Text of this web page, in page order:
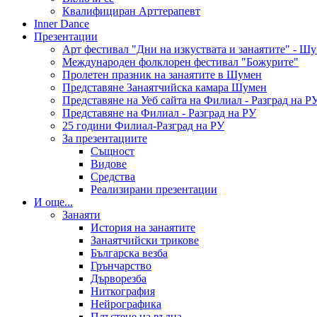
Квалифициран Арттерапевт
Inner Dance
Презентации
Арт фестивал "Дни на изкуствата и занаятите" -
Международен фолклорен фестивал "Божурите"
Пролетен празник на занаятите в Шумен
Представяне Занаятчийска камара Шумен
Представяне на Уеб сайта на Филиал - Разград на
Представяне на Филиал - Разград на РУ
25 години Филиал-Разград на РУ
За презентациите
Същност
Видове
Средства
Реализирани презентации
И още...
Занаяти
История на занаятите
Занаятчийски трикове
Българска везба
Грънчарство
Дърворезба
Ниткография
Нейрографика